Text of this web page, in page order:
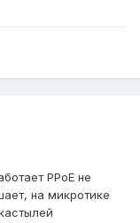
PPoE не
на микротике